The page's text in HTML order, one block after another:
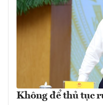
Không để thủ tục